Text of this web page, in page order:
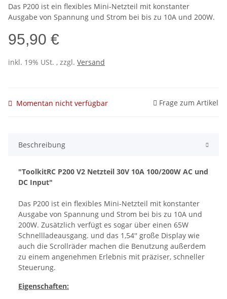
Das P200 ist ein flexibles Mini-Netzteil mit konstanter
Ausgabe von Spannung und Strom bei bis zu 10A und 200W.
95,90 €
inkl. 19% USt. , zzgl. Versand
Momentan nicht verfügbar Frage zum Artikel
Beschreibung
"ToolkitRC P200 V2 Netzteil 30V 10A 100/200W AC und
DC Input"
Das P200 ist ein flexibles Mini-Netzteil mit konstanter
Ausgabe von Spannung und Strom bei bis zu 10A und
200W. Zusätzlich verfügt es sogar über einen 65W
Schnellladeausgang. und das 1,54'' große Display wie
auch die Scrollräder machen die Benutzung außerdem
zu einem angenehmen Erlebnis mit präziser, schneller
Steuerung.
Eigenschaften: